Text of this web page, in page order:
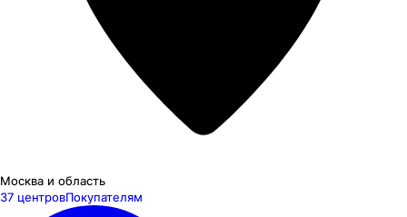
Москва и область
37 центровПокупателям